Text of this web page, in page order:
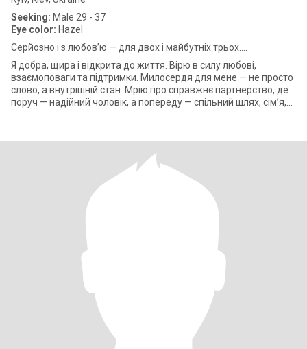
Seeking: Male 29 - 37
Eye color: Hazel
Серйозно і з любов’ю — для двох і майбутніх трьох....
Я добра, щира і відкрита до життя. Вірю в силу любові,
взаємоповаги та підтримки. Милосердя для мене — не просто
слово, а внутрішній стан. Мрію про справжнє партнерство, де
поруч — надійний чоловік, а попереду — спільний шлях, сім’я,